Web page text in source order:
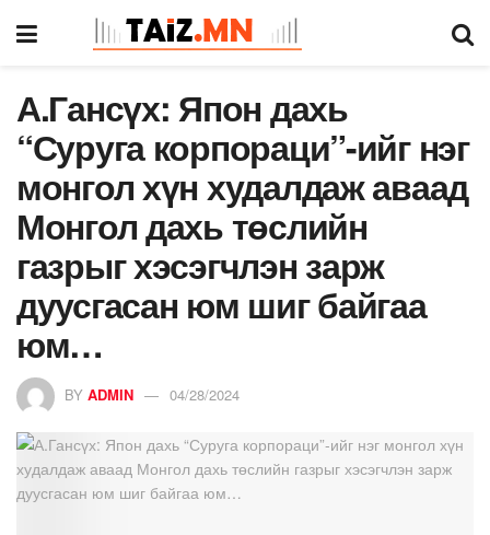
А.Гансүх: Япон дахь
“Суруга корпораци”-ийг нэг
монгол хүн худалдаж аваад
Монгол дахь төслийн
газрыг хэсэгчлэн зарж
дуусгасан юм шиг байгаа
юм…
BY ADMIN 04/28/2024